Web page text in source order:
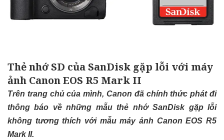
Thẻ nhớ SD của SanDisk gặp lỗi với máy
ảnh Canon EOS R5 Mark II
Trên trang chủ của mình, Canon đã chính thức phát đi
thông báo về những mẫu thẻ nhớ SanDisk gặp lỗi
không tương thích với mẫu máy ảnh Canon EOS R5
Mark II.